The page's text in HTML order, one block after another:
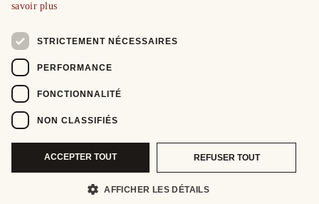
savoir plus
STRICTEMENT NÉCESSAIRES
PERFORMANCE
FONCTIONNALITÉ
NON CLASSIFIÉS
ACCEPTER TOUT REFUSER TOUT
AFFICHER LES DÉTAILS